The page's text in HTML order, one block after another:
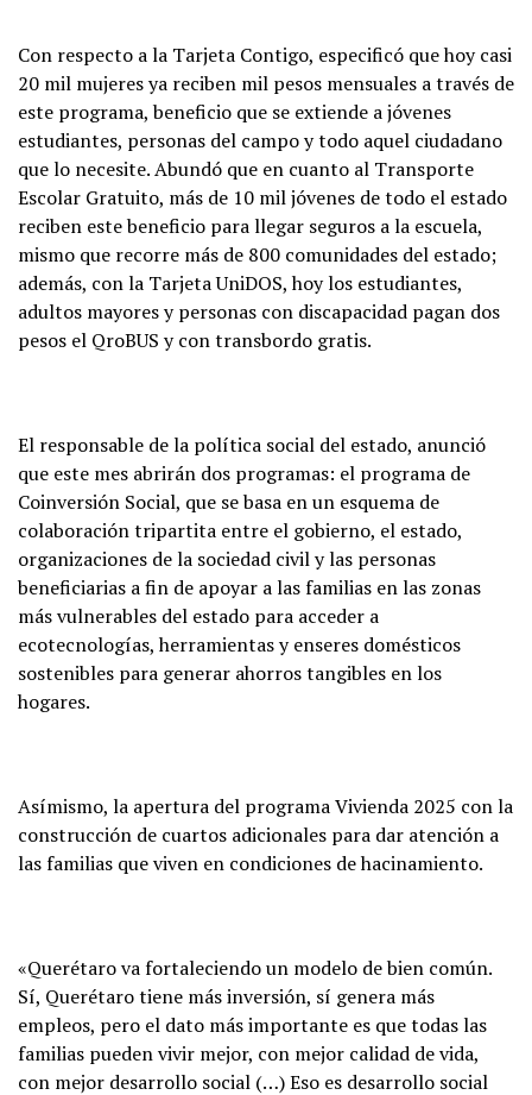
Con respecto a la Tarjeta Contigo, especificó que hoy casi
20 mil mujeres ya reciben mil pesos mensuales a través de
este programa, beneficio que se extiende a jóvenes
estudiantes, personas del campo y todo aquel ciudadano
que lo necesite. Abundó que en cuanto al Transporte
Escolar Gratuito, más de 10 mil jóvenes de todo el estado
reciben este beneficio para llegar seguros a la escuela,
mismo que recorre más de 800 comunidades del estado;
además, con la Tarjeta UniDOS, hoy los estudiantes,
adultos mayores y personas con discapacidad pagan dos
pesos el QroBUS y con transbordo gratis.
El responsable de la política social del estado, anunció
que este mes abrirán dos programas: el programa de
Coinversión Social, que se basa en un esquema de
colaboración tripartita entre el gobierno, el estado,
organizaciones de la sociedad civil y las personas
beneficiarias a fin de apoyar a las familias en las zonas
más vulnerables del estado para acceder a
ecotecnologías, herramientas y enseres domésticos
sostenibles para generar ahorros tangibles en los
hogares.
Asímismo, la apertura del programa Vivienda 2025 con la
construcción de cuartos adicionales para dar atención a
las familias que viven en condiciones de hacinamiento.
«Querétaro va fortaleciendo un modelo de bien común.
Sí, Querétaro tiene más inversión, sí genera más
empleos, pero el dato más importante es que todas las
familias pueden vivir mejor, con mejor calidad de vida,
con mejor desarrollo social (…) Eso es desarrollo social